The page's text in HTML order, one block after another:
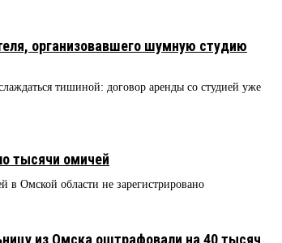
организовавшего шумную студию
тишиной: договор аренды со студией уже
тысячи омичей
в Омской области не зарегистрировано
из Омска оштрафовали на 40 тысяч